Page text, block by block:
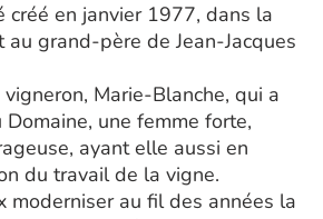
créé en janvier 1977, dans la
au grand-père de Jean-Jacques
vigneron, Marie-Blanche, qui a
une femme forte,
ayant elle aussi en
du travail de la vigne.
moderniser au fil des années la